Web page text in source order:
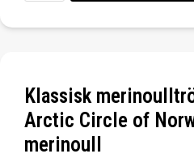
Klassisk
Arctic Circle of
merinoull